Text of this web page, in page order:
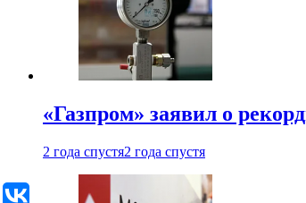
«Газпром» заявил о
2 года спустя2 года спустя